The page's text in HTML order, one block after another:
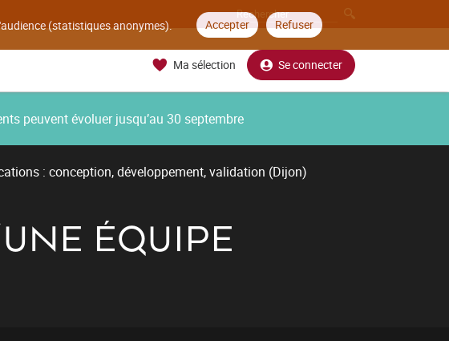
(statistiques anonymes). Accepter Refuser
Ma sélection Se connecter
peuvent évoluer jusqu’au 30 septembre
: conception, développement, validation (Dijon)
ÉQUIPE